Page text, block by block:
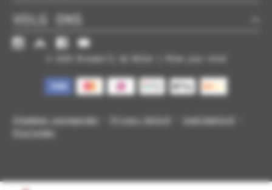
VOLG ONS
© 2026 Brouwerij de Molen | Blow your mind
Algemene voorwaarden Privacy beleid Cookiebeleid
Disclaimer